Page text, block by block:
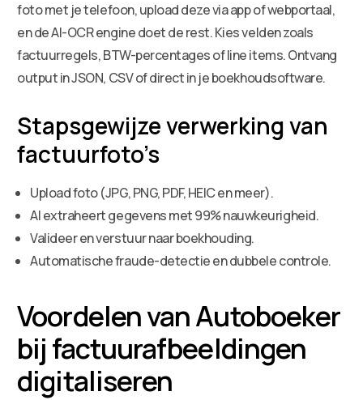
foto met je telefoon, upload deze via app of webportaal,
en de AI-OCR engine doet de rest. Kies velden zoals
factuurregels, BTW-percentages of line items. Ontvang
output in JSON, CSV of direct in je boekhoudsoftware.
Stapsgewijze verwerking van
factuurfoto’s
Upload foto (JPG, PNG, PDF, HEIC en meer).
AI extraheert gegevens met 99% nauwkeurigheid.
Valideer en verstuur naar boekhouding.
Automatische fraude-detectie en dubbele controle.
Voordelen van Autoboeker
bij factuurafbeeldingen
digitaliseren